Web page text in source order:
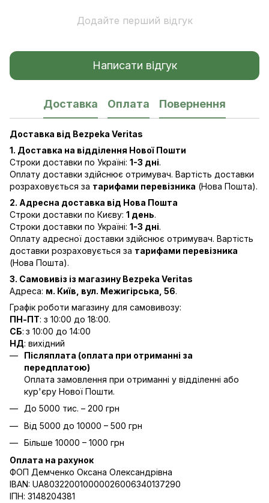
Додайте перший відгук
Написати відгук
Доставка Оплата Повернення
Доставка від Bezpeka Veritas
1. Доставка на відділення Нової Пошти
Строки доставки по Україні: 1-3 дні.
Оплату доставки здійснює отримувач. Вартість доставки
розраховується за тарифами перевізника (Нова Пошта).
2. Адресна доставка від Нова Пошта
Строки доставки по Києву: 1 день.
Строки доставки по Україні: 1-3 дні.
Оплату адресної доставки здійснює отримувач. Вартість
доставки розраховується за тарифами перевізника
(Нова Пошта).
3. Самовивіз із магазину Bezpeka Veritas
Адреса: м. Київ, вул. Межигірська, 56.
Графік роботи магазину для самовивозу:
ПН-ПТ: з 10:00 до 18:00.
СБ: з 10:00 до 14:00
НД: вихідний
Післяплата (оплата при отриманні за
передплатою)
Оплата замовлення при отриманні у відділенні або
кур'єру Нової Пошти.
До 5000 тис. – 200 грн
Від 5000 до 10000 – 500 грн
Більше 10000 – 1000 грн
Оплата на рахунок
ФОП Демченко Оксана Олександрівна
IBAN: UA803220010000026006340137290
ІПН: 3148204381